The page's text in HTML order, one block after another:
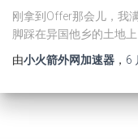
刚拿到Offer那会儿，我
脚踩在异国他乡的土地
由小火箭外网加速器 ， 6